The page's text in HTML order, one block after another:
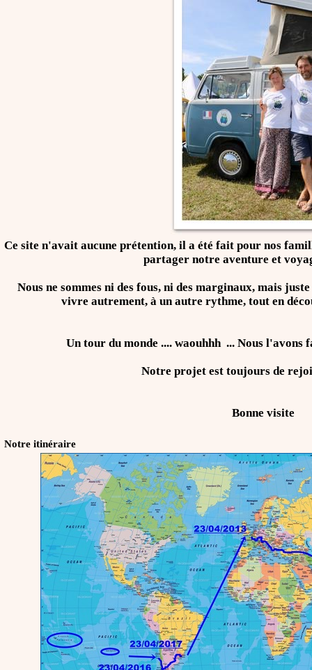
Ce site n'avait aucune prétention, il a été fait pour nos
partager notre aventure et
Nous ne sommes ni des fous, ni des marginaux, mais
vivre autrement, à un autre rythme, tout en
Un tour du monde .... waouhhh ... Nous l'avons
Notre projet est toujours de
Bonne visite
Notre itinéraire